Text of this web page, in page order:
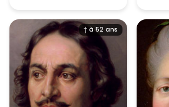
† à 52 ans